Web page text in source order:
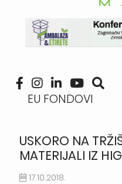
EU FONDOVI
USKORO NA
MATERIJALI IZ
17.10.2018.